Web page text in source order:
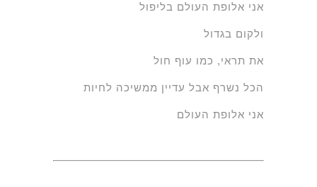
אני אלופת העולם בליפול
ולקום בגדול
את תראי, כמו עוף חול
הכל נשרף אבל עדיין ממשיכה לחיות
אני אלופת העולם